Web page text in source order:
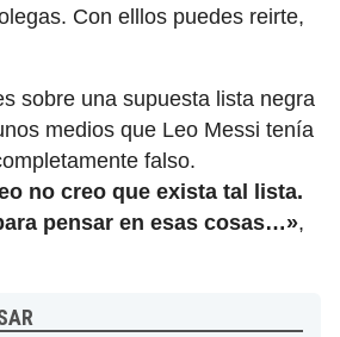
Con elllos puedes reirte,
sobre una supuesta lista negra
medios que Leo Messi tenía
falso.
no creo que exista tal lista.
pensar en esas cosas…»,